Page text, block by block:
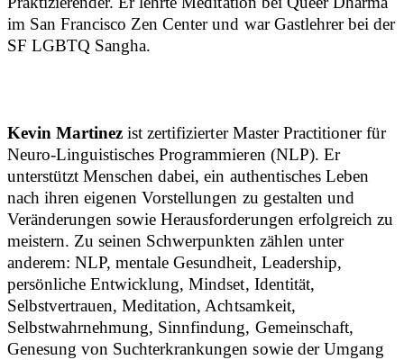
im San Francisco Zen Center und war Gastlehrer bei der
SF LGBTQ Sangha.
Kevin Martinez ist zertifizierter Master Practitioner für
Neuro-Linguistisches Programmieren (NLP). Er
unterstützt Menschen dabei, ein authentisches Leben
nach ihren eigenen Vorstellungen zu gestalten und
Veränderungen sowie Herausforderungen erfolgreich zu
meistern. Zu seinen Schwerpunkten zählen unter
anderem: NLP, mentale Gesundheit, Leadership,
persönliche Entwicklung, Mindset, Identität,
Selbstvertrauen, Meditation, Achtsamkeit,
Selbstwahrnehmung, Sinnfindung, Gemeinschaft,
Genesung von Suchterkrankungen sowie der Umgang